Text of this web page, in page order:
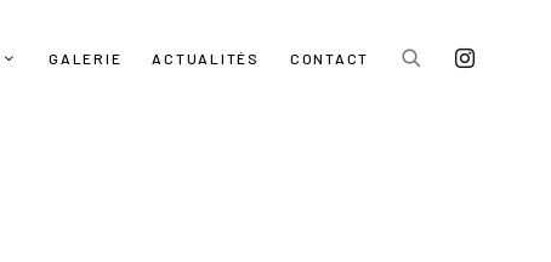
GALERIE ACTUALITÉS CONTACT